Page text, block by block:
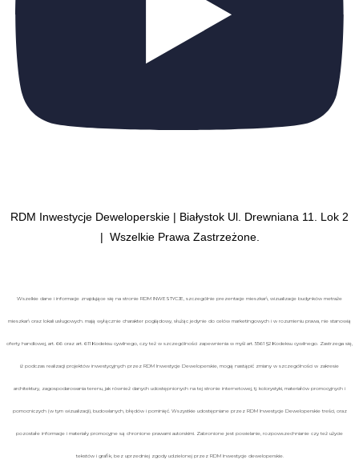
RDM Inwestycje Deweloperskie | Białystok Ul. Drewniana 11. Lok 2
| Wszelkie Prawa Zastrzeżone.
Wszelkie dane i informacje znajdujące się na stronie RDM INWESTYCJE, szczególnie prezentacje mieszkań, wizualizacje budynków metraże
mieszkań oraz lokali usługowych. mają wyłącznie charakter poglądowy, służąc jedynie do celów marketingowych i w rozumieniu prawa, nie stanowią
oferty handlowej, art. 66 oraz art. 611 Kodeksu cywilnego, czy też w szczególności zapewnienia w myśl art. 5561 §2 Kodeksu cywilnego. Zastrzega się,
iż podczas realizacji projektów inwestycyjnych przez RDM Inwestycje Deweloperskie, mogą nastąpić zmiany w szczególności w zakresie
architektury, zagospodarowania terenu, jak również danych udostępnionych na tej stronie internetowej, tj. kolorystyki, materiałów promocyjnych i
pomocniczych (w tym wizualizacji), budowlanych, błędów i pominięć. Wszystkie udostępniane przez RDM Inwestycje Deweloperskie treści, oraz
pozostałe informacje i materiały promocyjne są chronione prawami autorskimi. Zabronione jest powielanie, rozpowszechnianie czy też użycie
tekstów i grafik, bez uprzedniej zgody udzielonej przez RDM Inwestycje deweloperskie.